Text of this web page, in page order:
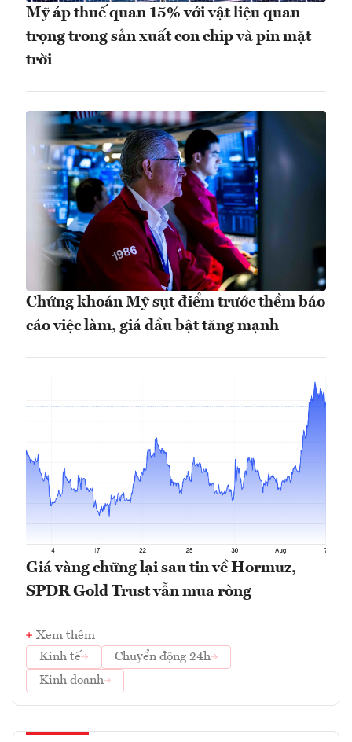
Mỹ áp thuế quan 15% với vật liệu quan
trọng trong sản xuất con chip và pin mặt
trời
Chứng khoán Mỹ sụt điểm trước thềm báo
cáo việc làm, giá dầu bật tăng mạnh
Giá vàng chững lại sau tin về Hormuz,
SPDR Gold Trust vẫn mua ròng
Xem thêm
Kinh tế
Chuyển động 24h
Kinh doanh